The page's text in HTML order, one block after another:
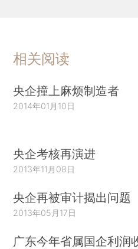
相关阅读
央企撞上麻烦制造者
2014年01月10日
央企考核再演进
2013年11月08日
央企再被审计揭出问题
2013年05月17日
广东今年省属国企利润